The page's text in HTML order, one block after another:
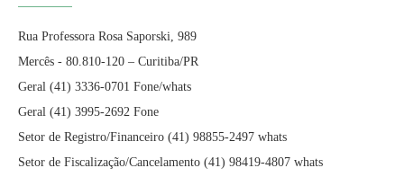
Rua Professora Rosa Saporski, 989
Mercês - 80.810-120 – Curitiba/PR
Geral (41) 3336-0701 Fone/whats
Geral (41) 3995-2692 Fone
Setor de Registro/Financeiro (41) 98855-2497 whats
Setor de Fiscalização/Cancelamento (41) 98419-4807 whats